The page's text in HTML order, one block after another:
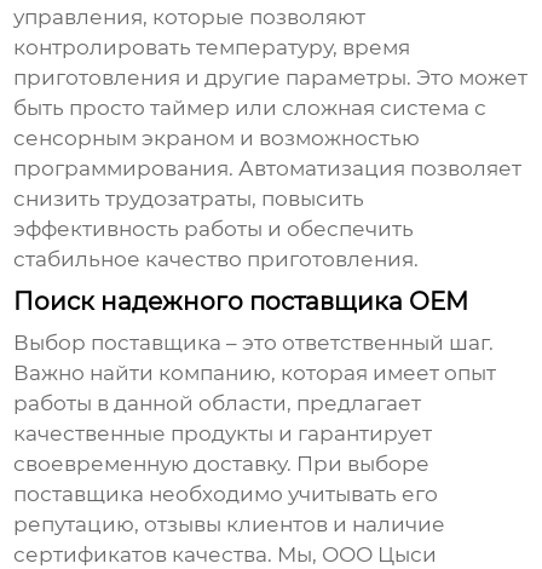
управления, которые позволяют
контролировать температуру, время
приготовления и другие параметры. Это может
быть просто таймер или сложная система с
сенсорным экраном и возможностью
программирования. Автоматизация позволяет
снизить трудозатраты, повысить
эффективность работы и обеспечить
стабильное качество приготовления.
Поиск надежного поставщика OEM
Выбор поставщика – это ответственный шаг.
Важно найти компанию, которая имеет опыт
работы в данной области, предлагает
качественные продукты и гарантирует
своевременную доставку. При выборе
поставщика необходимо учитывать его
репутацию, отзывы клиентов и наличие
сертификатов качества. Мы, ООО Цыси